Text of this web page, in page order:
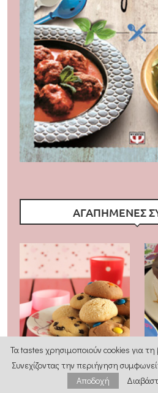
ΑΓΑΠΗΜΕΝΕΣ
Μπισκότα με 3 υλικά και
παραλλαγές
Τα tastes χρησιμοποιούν cookies για
Συνεχίζοντας την περιήγηση
Αποδοχή